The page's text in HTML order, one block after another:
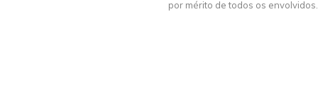
por mérito de todos os envolvidos.